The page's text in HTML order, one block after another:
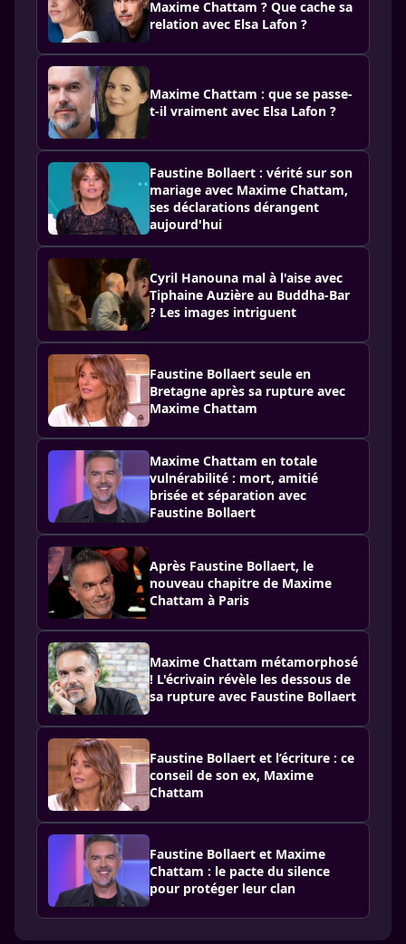
Maxime Chattam ? Que cache sa
relation avec Elsa Lafon ?
Maxime Chattam : que se passe-
t-il vraiment avec Elsa Lafon ?
Faustine Bollaert : vérité sur son
mariage avec Maxime Chattam,
ses déclarations dérangent
aujourd'hui
Cyril Hanouna mal à l'aise avec
Tiphaine Auzière au Buddha-Bar
? Les images intriguent
Faustine Bollaert seule en
Bretagne après sa rupture avec
Maxime Chattam
Maxime Chattam en totale
vulnérabilité : mort, amitié
brisée et séparation avec
Faustine Bollaert
Après Faustine Bollaert, le
nouveau chapitre de Maxime
Chattam à Paris
Maxime Chattam métamorphosé
! L'écrivain révèle les dessous de
sa rupture avec Faustine Bollaert
Faustine Bollaert et l’écriture : ce
conseil de son ex, Maxime
Chattam
Faustine Bollaert et Maxime
Chattam : le pacte du silence
pour protéger leur clan